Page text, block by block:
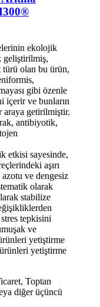
ekolojik
geliştirilmiş,
olan bu ürün,
gibi özenle
içerir ve bunların
araya getirilmiştir.
antibiyotik,
etkisi sayesinde,
aşırı
azotu ve dengesiz
olarak
stabilize
tepkisini
ve
yetiştirme
yetiştirme
Toptan
diğer üçüncü